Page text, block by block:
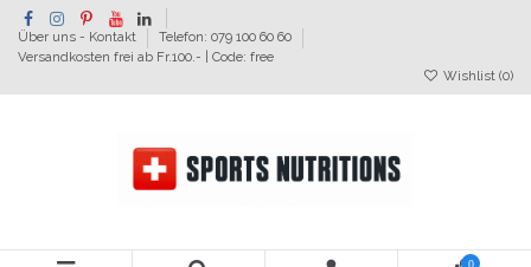
Über uns - Kontakt
Telefon: 079 100 60 60
Versandkosten frei ab Fr.100.- | Code: free
Wishlist (0)
0